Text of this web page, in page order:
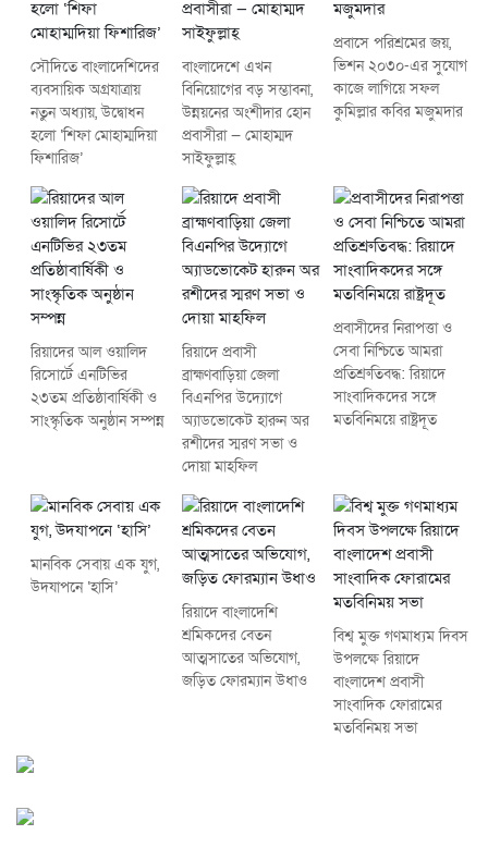
সৌদিতে বাংলাদেশিদের
ব্যবসায়িক অগ্রযাত্রায়
নতুন অধ্যায়, উদ্বোধন
হলো ‘শিফা মোহাম্মদিয়া
ফিশারিজ’
বাংলাদেশে এখন
বিনিয়োগের বড় সম্ভাবনা,
উন্নয়নের অংশীদার হোন
প্রবাসীরা — মোহাম্মদ
সাইফুল্লাহ্
প্রবাসে পরিশ্রমের জয়,
ভিশন ২০৩০-এর সুযোগ
কাজে লাগিয়ে সফল
কুমিল্লার কবির মজুমদার
রিয়াদের আল ওয়ালিদ
রিসোর্টে এনটিভির
২৩তম প্রতিষ্ঠাবার্ষিকী ও
সাংস্কৃতিক অনুষ্ঠান সম্পন্ন
রিয়াদে প্রবাসী
ব্রাহ্মণবাড়িয়া জেলা
বিএনপির উদ্যোগে
অ্যাডভোকেট হারুন অর
রশীদের স্মরণ সভা ও
দোয়া মাহফিল
প্রবাসীদের নিরাপত্তা ও
সেবা নিশ্চিতে আমরা
প্রতিশ্রুতিবদ্ধ: রিয়াদে
সাংবাদিকদের সঙ্গে
মতবিনিময়ে রাষ্ট্রদূত
মানবিক সেবায় এক যুগ,
উদযাপনে ‘হাসি’
রিয়াদে বাংলাদেশি
শ্রমিকদের বেতন
আত্মসাতের অভিযোগ,
জড়িত ফোরম্যান উধাও
বিশ্ব মুক্ত গণমাধ্যম দিবস
উপলক্ষে রিয়াদে
বাংলাদেশ প্রবাসী
সাংবাদিক ফোরামের
মতবিনিময় সভা